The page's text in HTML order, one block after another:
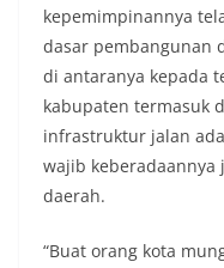
kepemimpinannya
dasar pembangunan
di antaranya kepada
kabupaten termasuk
infrastruktur jalan
wajib
daerah.
“Buat orang kota